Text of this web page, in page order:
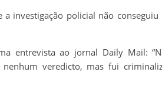
a investigação policial não
entrevista ao jornal Daily Mail:
veredicto, mas fui